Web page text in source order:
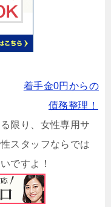
着手金0円からの
債務整理！
限り、女性専用サ
スタッフならでは
ですよ！